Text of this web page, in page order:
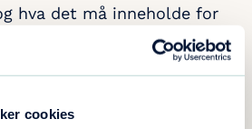
cookies
hva det må inneholde for
Ideen med slike kurs i
er å bidra til personlig
relasjoner og fysisk